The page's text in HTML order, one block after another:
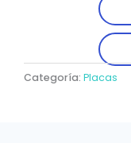
Categoría: Placas